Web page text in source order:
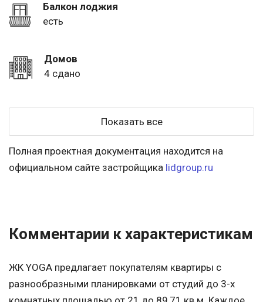
Балкон лоджия
есть
Домов
4 сдано
Показать все
Полная проектная документация находится на
официальном сайте застройщика lidgroup.ru
Комментарии к характеристикам
ЖК YOGA предлагает покупателям квартиры с
разнообразными планировками от студий до 3-х